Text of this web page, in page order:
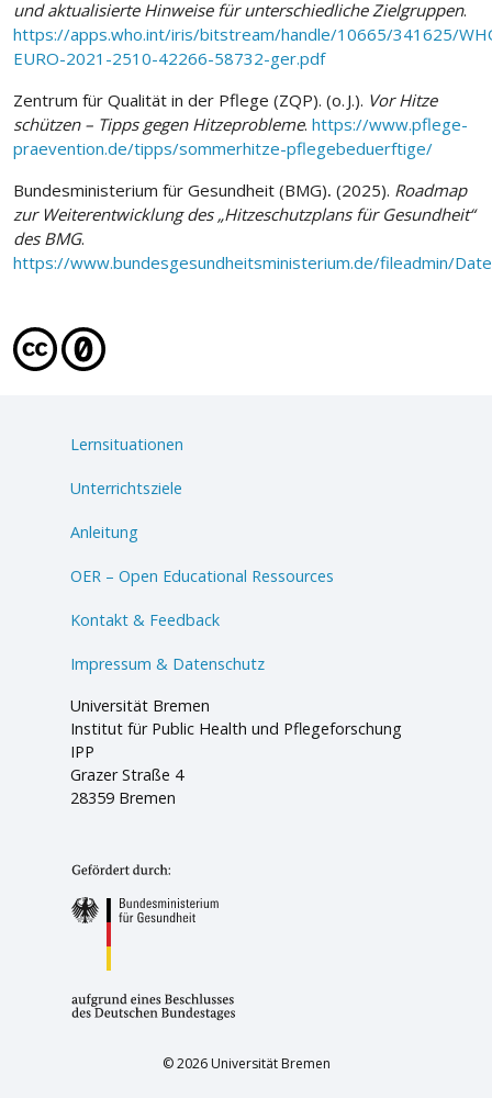
und aktualisierte Hinweise für unterschiedliche Zielgruppen.
https://apps.who.int/iris/bitstream/handle/10665/341625/
EURO-2021-2510-42266-58732-ger.pdf
Zentrum für Qualität in der Pflege (ZQP). (o. J.). Vor Hitze
schützen – Tipps gegen Hitzeprobleme. https://www.pflege-
praevention.de/tipps/sommerhitze-pflegebeduerftige/
Bundesministerium für Gesundheit (BMG). (2025). Roadmap
zur Weiterentwicklung des „Hitzeschutzplans für Gesundheit“
des BMG.
https://www.bundesgesundheitsministerium.de/fileadmin/
Lernsituationen
Unterrichtsziele
Anleitung
OER – Open Educational Ressources
Kontakt & Feedback
Impressum & Datenschutz
Universität Bremen
Institut für Public Health und Pflegeforschung
IPP
Grazer Straße 4
28359 Bremen
© 2026 Universität Bremen